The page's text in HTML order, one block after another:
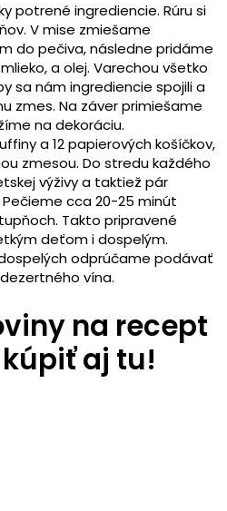
potrené ingrediencie. Rúru si
V mise zmiešame
do pečiva, následne pridáme
a olej. Varechou všetko
sa nám ingrediencie spojili a
zmes. Na záver primiešame
na dekoráciu.
a 12 papierových košíčkov,
zmesou. Do stredu každého
výživy a taktiež pár
cca 20-25 minút
Takto pripravené
deťom i dospelým.
odprúčame podávať
vína.
na recept
aj tu!